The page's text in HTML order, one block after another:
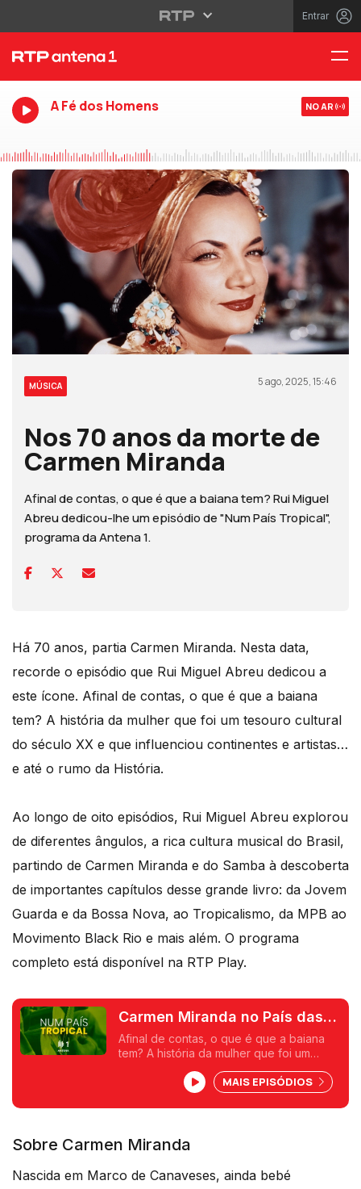
Entrar
A Fé dos Homens NO AR
MÚSICA 5 ago, 2025, 15:46
Nos 70 anos da morte de
Carmen Miranda
Afinal de contas, o que é que a baiana tem? Rui Miguel
Abreu dedicou-lhe um episódio de "Num País Tropical",
programa da Antena 1.
Há 70 anos, partia Carmen Miranda. Nesta data,
recorde o episódio que Rui Miguel Abreu dedicou a
este ícone. Afinal de contas, o que é que a baiana
tem? A história da mulher que foi um tesouro cultural
do século XX e que influenciou continentes e artistas…
e até o rumo da História.
Ao longo de oito episódios, Rui Miguel Abreu explorou
de diferentes ângulos, a rica cultura musical do Brasil,
partindo de Carmen Miranda e do Samba à descoberta
de importantes capítulos desse grande livro: da Jovem
Guarda e da Bossa Nova, ao Tropicalismo, da MPB ao
Movimento Black Rio e mais além. O programa
completo está disponível na RTP Play.
Carmen Miranda no País das
Maravilhas
Afinal de contas, o que é que a baiana
tem? A história da mulher que foi um
influenciou continentes e artistas... e até
o rumo da História.
MAIS EPISÓDIOS
Sobre Carmen Miranda
Nascida em Marco de Canaveses, ainda bebé